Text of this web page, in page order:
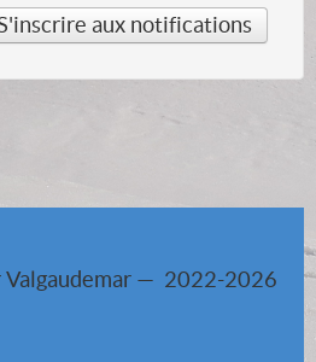
Valgaudemar — 2022-2026